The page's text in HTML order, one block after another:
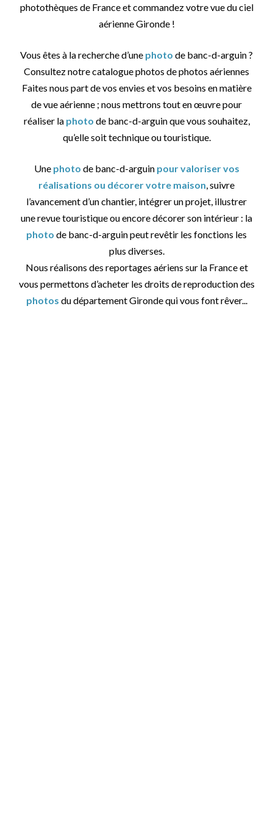
photothèques de France et commandez votre vue du ciel
aérienne Gironde !
Vous êtes à la recherche d’une photo de banc-d-arguin ?
Consultez notre catalogue photos de photos aériennes
Faites nous part de vos envies et vos besoins en matière
de vue aérienne ; nous mettrons tout en œuvre pour
réaliser la photo de banc-d-arguin que vous souhaitez,
qu’elle soit technique ou touristique.
Une photo de banc-d-arguin pour valoriser vos
réalisations ou décorer votre maison, suivre
l’avancement d’un chantier, intégrer un projet, illustrer
une revue touristique ou encore décorer son intérieur : la
photo de banc-d-arguin peut revêtir les fonctions les
plus diverses.
Nous réalisons des reportages aériens sur la France et
vous permettons d’acheter les droits de reproduction des
photos du département Gironde qui vous font rêver...